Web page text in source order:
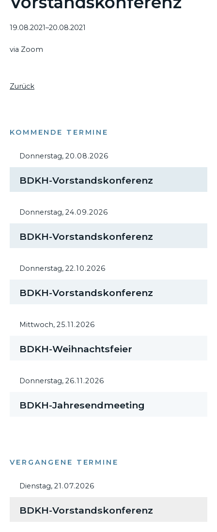
19.08.2021–20.08.2021
via Zoom
Zurück
KOMMENDE TERMINE
Donnerstag, 20.08.2026
BDKH-Vorstandskonferenz
Donnerstag, 24.09.2026
BDKH-Vorstandskonferenz
Donnerstag, 22.10.2026
BDKH-Vorstandskonferenz
Mittwoch, 25.11.2026
BDKH-Weihnachtsfeier
Donnerstag, 26.11.2026
BDKH-Jahresendmeeting
VERGANGENE TERMINE
Dienstag, 21.07.2026
BDKH-Vorstandskonferenz